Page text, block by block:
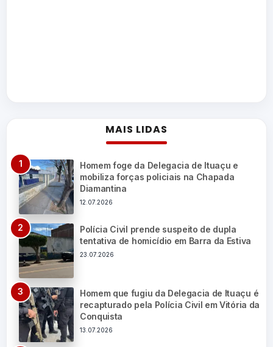
MAIS LIDAS
Homem foge da Delegacia de Ituaçu e
mobiliza forças policiais na Chapada
Diamantina
12.07.2026
Polícia Civil prende suspeito de dupla
tentativa de homicídio em Barra da Estiva
23.07.2026
Homem que fugiu da Delegacia de Ituaçu é
recapturado pela Polícia Civil em Vitória da
Conquista
13.07.2026